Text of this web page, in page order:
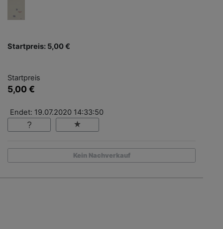
Startpreis: 5,00 €
Startpreis
5,00 €
Endet: 19.07.2020 14:33:50
Kein Nachverkauf